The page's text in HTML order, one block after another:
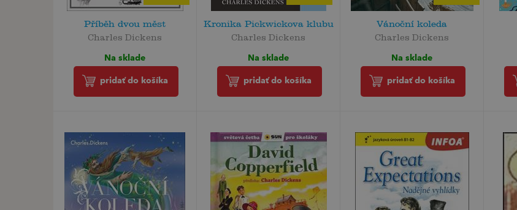
Příběh dvou měst
Charles Dickens
Na sklade
pridať do košíka
Kronika Pickwickova klubu
Charles Dickens
Na sklade
pridať do košíka
Vánoční koleda
Charles Dickens
Na sklade
pridať do košíka